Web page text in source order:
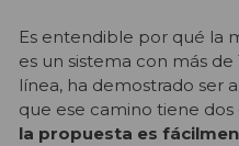
Es entendible por qué la
es un sistema con más
línea, ha demostrado ser
que ese camino tiene
la propuesta es